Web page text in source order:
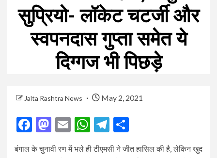
सुप्रियो- लॉकेट चटर्जी और
स्वपनदास गुप्ता समेत ये
दिग्गज भी पिछड़े
Jalta Rashtra News May 2, 2021
Facebook
Mastodon
EmailWhatsApp
Telegram
बंगाल के चुनावी रण में भले ही टीएमसी ने जीत हासिल की है, लेकिन खुद